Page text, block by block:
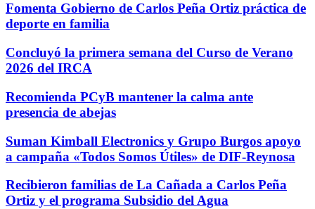
Fomenta Gobierno de Carlos Peña Ortiz práctica de
deporte en familia
Concluyó la primera semana del Curso de Verano
2026 del IRCA
Recomienda PCyB mantener la calma ante
presencia de abejas
Suman Kimball Electronics y Grupo Burgos apoyo
a campaña «Todos Somos Útiles» de DIF-Reynosa
Recibieron familias de La Cañada a Carlos Peña
Ortiz y el programa Subsidio del Agua